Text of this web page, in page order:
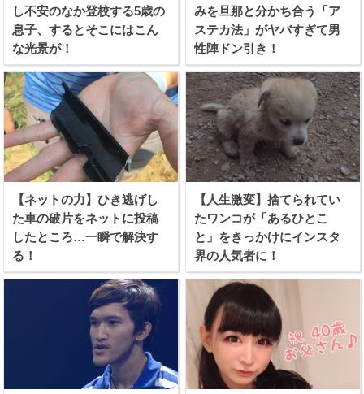
し不安のなか登校する5歳の
息子、するとそこにはこん
な光景が！
みを旦那と分かち合う「ア
ステカ法」がヤバすぎて男
性陣ドン引き！
【ネットの力】ひき逃げし
た車の破片をネットに投稿
したところ…一瞬で解決す
る！
【人生激変】捨てられてい
たワンコが「あるひとこ
と」をきっかけにインスタ
界の人気者に！